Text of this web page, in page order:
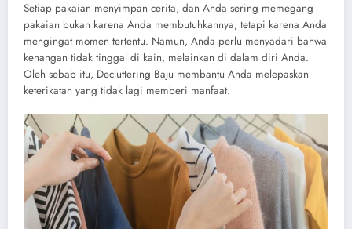
Setiap pakaian menyimpan cerita, dan Anda sering memegang
pakaian bukan karena Anda membutuhkannya, tetapi karena Anda
mengingat momen tertentu. Namun, Anda perlu menyadari bahwa
kenangan tidak tinggal di kain, melainkan di dalam diri Anda.
Oleh sebab itu, Decluttering Baju membantu Anda melepaskan
keterikatan yang tidak lagi memberi manfaat.